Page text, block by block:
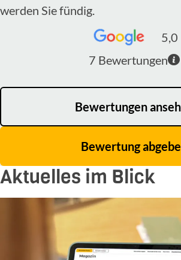
werden Sie fündig.
5,0
7 Bewertungen
Bewertungen
Bewertung
Aktuelles im Blick